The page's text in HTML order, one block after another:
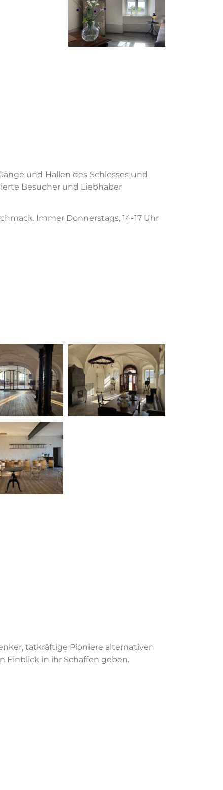
und Hallen des Schlosses und
Besucher und Liebhaber
Immer Donnerstags, 14-17 Uhr
tatkräftige Pioniere alternativen
Einblick in ihr Schaffen geben.